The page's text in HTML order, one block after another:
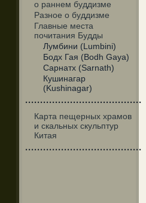
о раннем буддизме
Разное о буддизме
Главные места
почитания Будды
Лумбини (Lumbini)
Бодх Гая (Bodh Gaya)
Сарнатх (Sarnath)
Кушинагар
(Kushinagar)
·······································
Карта пещерных храмов
и скальных скульптур
Китая
·······································